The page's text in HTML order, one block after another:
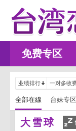
免费专区
业绩排行 一对多收
全部在線 台妹专区
大雪球